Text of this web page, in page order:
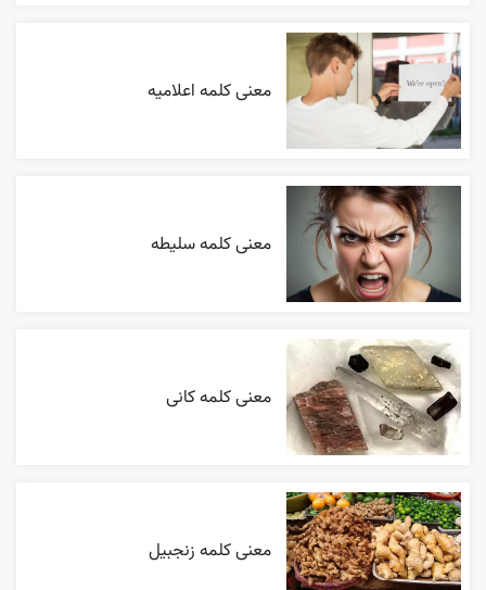
معنی کلمه اعلاميه
معنی کلمه سلیطه
معنی کلمه کانی
معنی کلمه زنجبیل